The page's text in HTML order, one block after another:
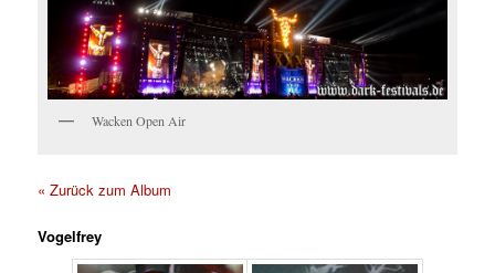
Wacken Open Air
« Zurück zum Album
Vogelfrey